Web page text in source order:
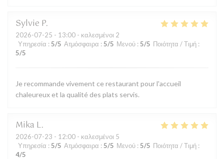
Sylvie P
2026-07-25 - 13:00 - καλεσμένοι 2
Υπηρεσία : 5/5 Ατμόσφαιρα : 5/5 Μενού : 5/5 Ποιότητα / Τιμή :
5/5
Je recommande vivement ce restaurant pour l'accueil
chaleureux et la qualité des plats servis.
Mika L
2026-07-23 - 12:00 - καλεσμένοι 5
Υπηρεσία : 5/5 Ατμόσφαιρα : 5/5 Μενού : 5/5 Ποιότητα / Τιμή :
4/5